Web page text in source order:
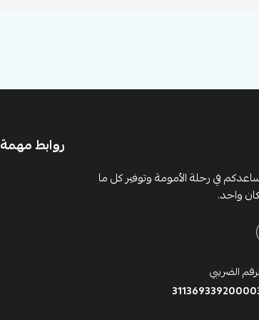
في رحلة الأمومة وتوفير كل ما
واحد.
الضريبي
روابط مهمة